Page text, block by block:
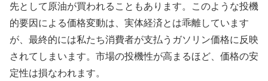
先として原油が買われることもあります。このような投機
的要因による価格変動は、実体経済とは乖離しています
が、最終的には私たち消費者が支払うガソリン価格に反映
されてしまいます。市場の投機性が高まるほど、価格の安
定性は損なわれます。